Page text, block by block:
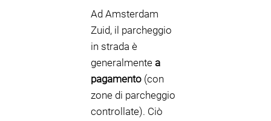
Ad Amsterdam
Zuid, il parcheggio
in strada è
generalmente a
pagamento (con
zone di parcheggio
controllate). Ciò